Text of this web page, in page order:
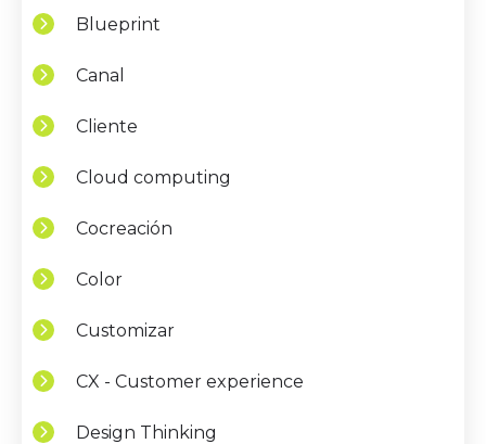
Blueprint
Canal
Cliente
Cloud computing
Cocreación
Color
Customizar
CX - Customer experience
Design Thinking